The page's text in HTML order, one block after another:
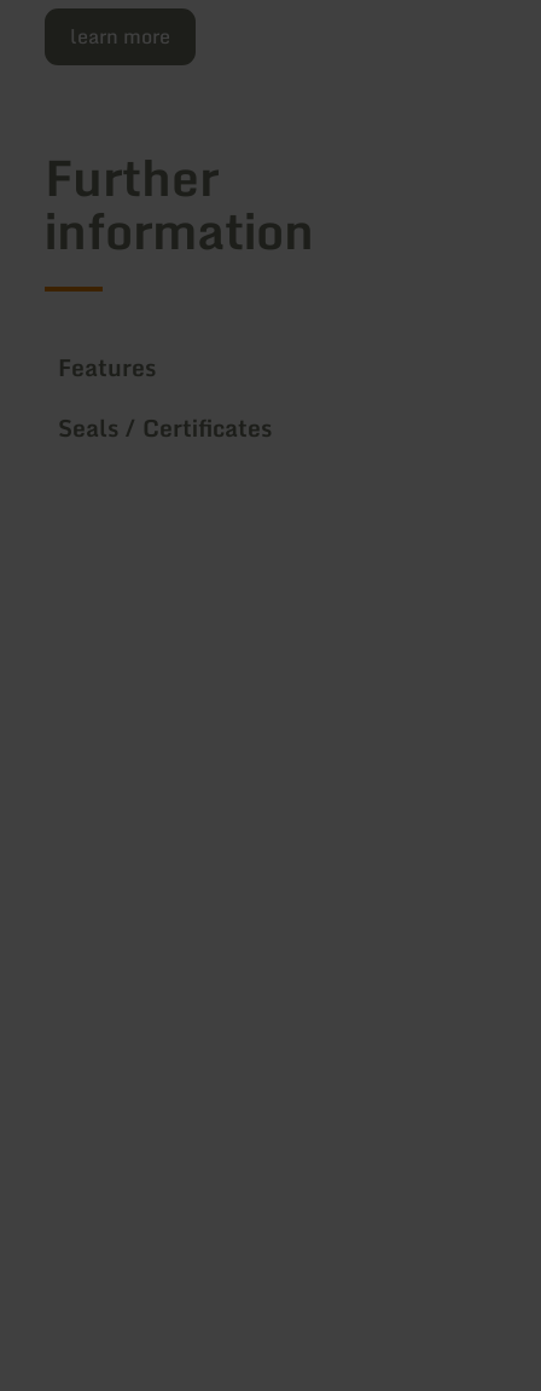
learn more
Further
information
Features
Seals / Certificates